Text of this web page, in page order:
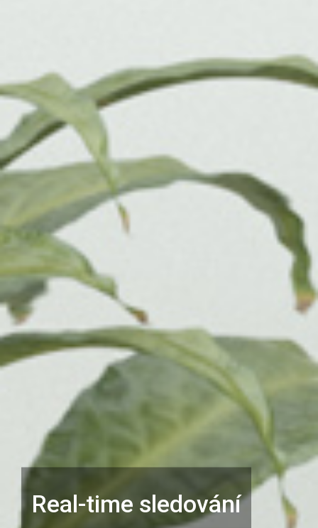
Real-time sledování